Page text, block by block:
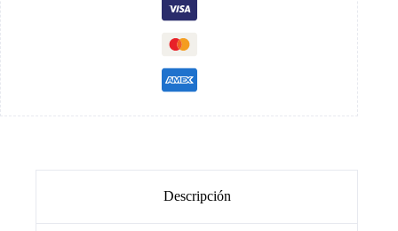
Descripción